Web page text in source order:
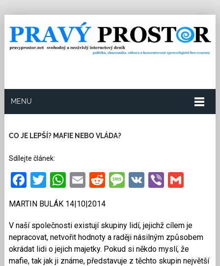
MENU
14.10.2014
17
přečtení
CO JE LEPŠÍ? MAFIE NEBO VLÁDA?
Sdílejte článek:
Facebook
Twitter
WhatsApp
EmailRedditMessage
VKViber
MARTIN BULÁK 14|10|2014
V naší společnosti existují skupiny lidí, jejichž cílem je
nepracovat, netvořit hodnoty a raději násilným způsobem
okrádat lidi o jejich majetky. Pokud si někdo myslí, že
mafie, tak jak ji známe, představuje z těchto skupin největší